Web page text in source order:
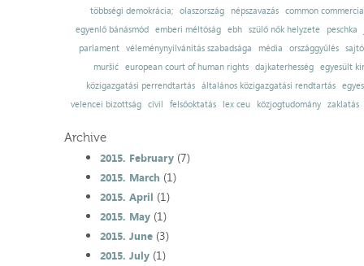
többségi demokrácia; olaszország népszavazás common
egyenlő bánásmód emberi méltóság ebh szülő nők helyzete
peschka
parlament
véleménynyilvánítás szabadsága média országgyűlés
muršić
european court of human rights dajkaterhesség
egyesült
közigazgatási perrendtartás
általános közigazgatási rendtartás
velencei bizottság
civil felsőoktatás lex ceu közjogtudomány zaklatás
Archive
2015. February(7)
2015. March (1)
2015. April (1)
2015. May(1)
2015. June(3)
2015. July(1)